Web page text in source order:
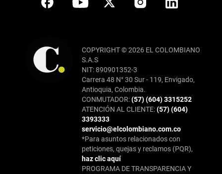
COPYRIGHT © 2026 EL COLOMBIANO
S.A.S
NIT: 890901352-3
Carrera 48 N° 30 Sur - 119, Envigado,
Antioquia, Colombia.
CONMUTADOR:(57) (604) 3315252
ATENCIÓN AL CLIENTE:(57) (604)
3393333
servicio@elcolombiano.com.co
*Para asuntos relacionados con
peticiones, quejas y reclamos (PQR),
haz clic aquí
PROGRAMA DE TRANSPARENCIA Y